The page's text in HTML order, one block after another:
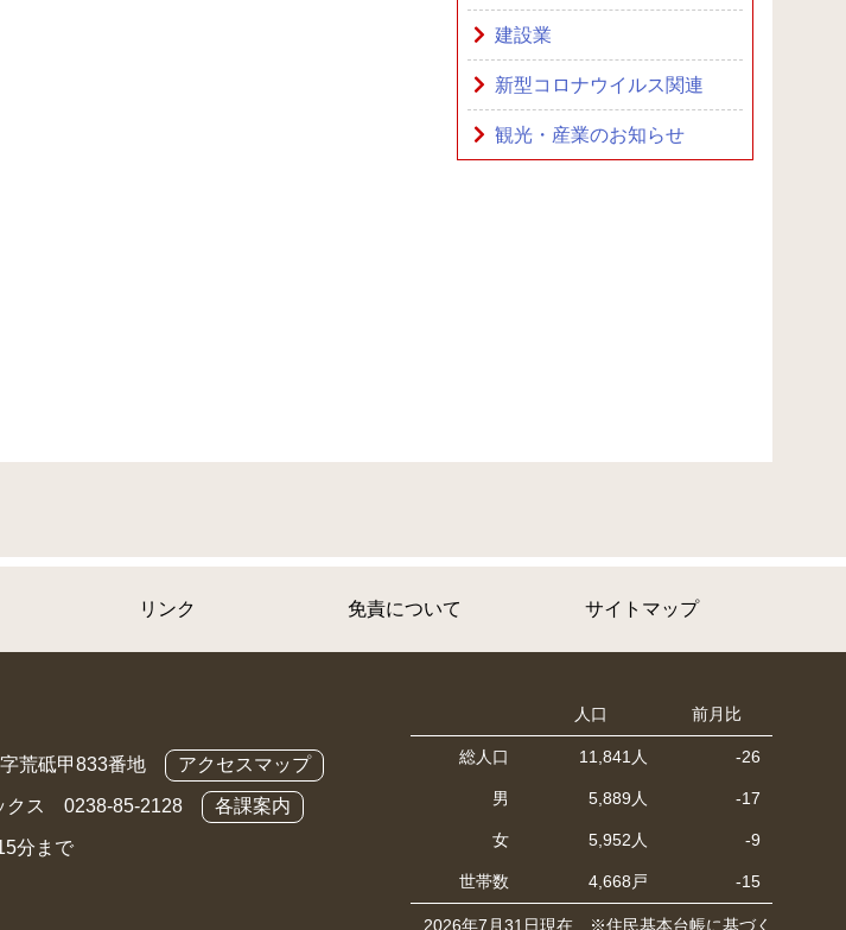
建設業
新型コロナウイルス関連
観光・産業のお知らせ
リンク 免責について サイトマップ
荒砥甲833番地 アクセスマップ
ス 0238-85-2128 各課案内
分まで
人口 前月比
総人口 11,841人 -26
男 5,889人 -17
女 5,952人 -9
世帯数 4,668戸 -15
2026年7月31日現在 ※住民基本台帳に基づく